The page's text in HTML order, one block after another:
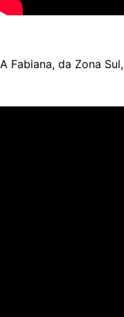
A Fabiana, da Zona